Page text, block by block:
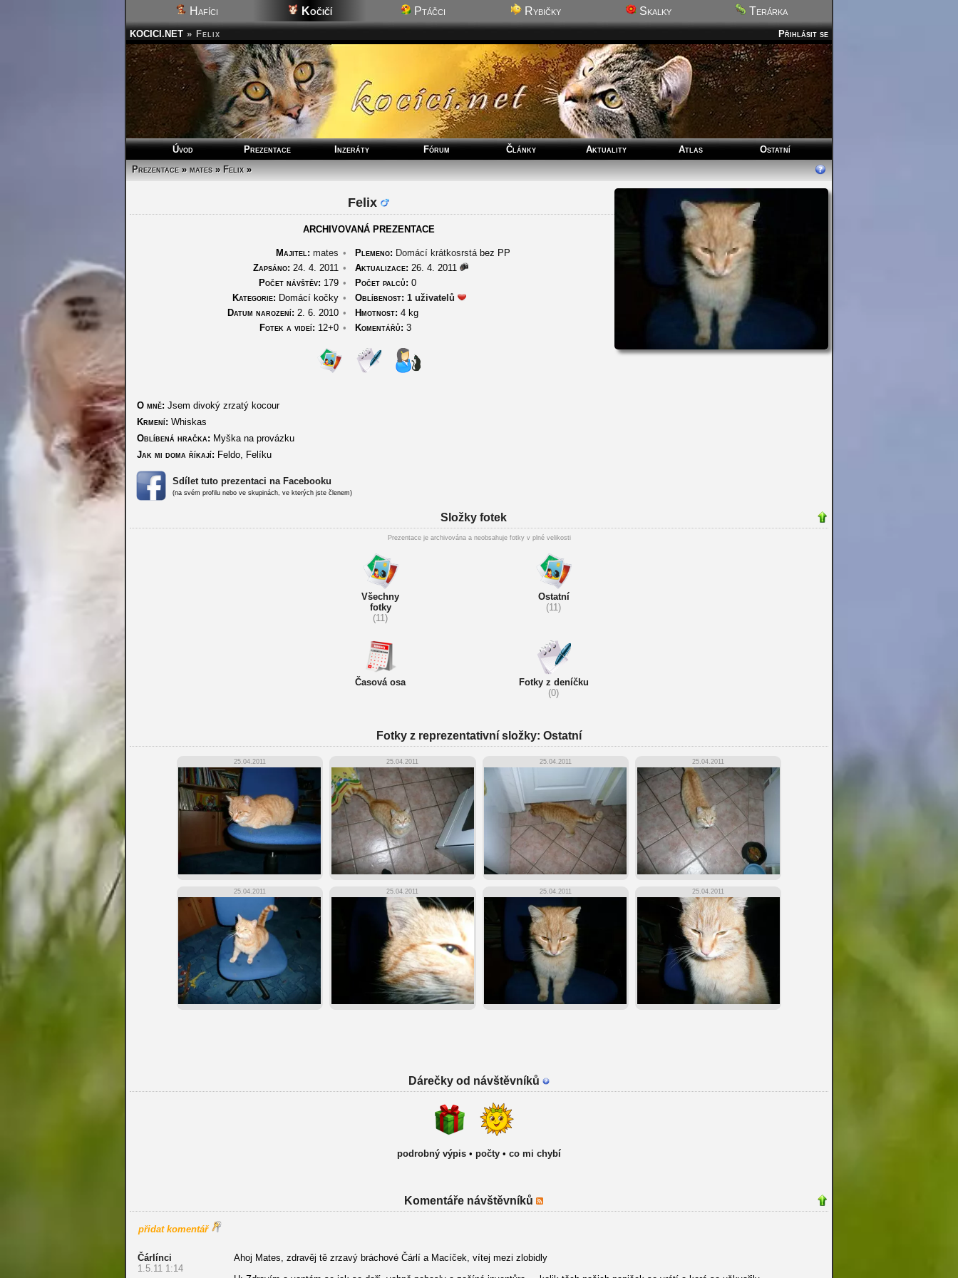
Hafíci Kočičí Ptáčci Rybičky Skalky Terárka
Přihlásit se
KOCICI.NET » Felix
Úvod Prezentace Inzeráty Fórum Články Aktuality Atlas
Ostatní
Prezentace»mates»Felix»
Felix
ARCHIVOVANÁ PREZENTACE
Majitel: mates • Plemeno: Domácí krátkosrstábez PP
Zapsáno: 24. 4. 2011 • Aktualizace: 26. 4. 2011
Počet návštěv: 179 • Počet palců: 0
Kategorie: Domácí kočky • Oblíbenost: 1 uživatelů
Datum narození: 2. 6. 2010 • Hmotnost: 4 kg
Fotek a videí: 12+0 • Komentářů: 3
O mně: Jsem divoký zrzatý kocour
Krmení: Whiskas
Oblíbená hračka: Myška na provázku
Jak mi doma říkají: Feldo, Felíku
Sdílet tuto prezentaci na Facebooku
(na svém profilu nebo ve skupinách, ve kterých jste členem)
Složky fotek
Prezentace je archivována a neobsahuje fotky v plné velikosti
Všechny
fotky
(11)
Ostatní
(11)
Časová osa
Fotky z deníčku
(0)
Fotky z reprezentativní složky: Ostatní
25.04.2011 25.04.2011 25.04.2011 25.04.2011
25.04.2011 25.04.2011 25.04.2011 25.04.2011
Dárečky od návštěvníků
podrobný výpis • počty • co mi chybí
Komentáře návštěvníků
přidat komentář
Čárlínci
1.5.11 1:14
Ahoj Mates, zdravěj tě zrzavý bráchové Čárlí a Macíček, vítej mezi zlobidly